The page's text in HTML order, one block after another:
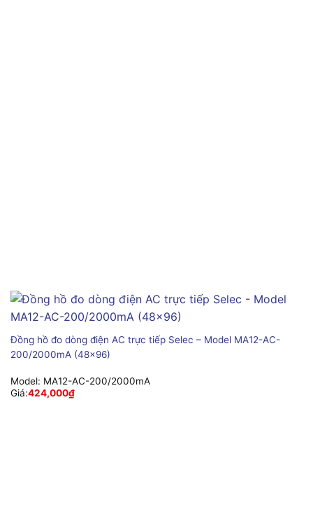
Đồng hồ đo dòng điện AC trực tiếp Selec – Model MA12-AC-
200/2000mA (48×96)
Model: MA12-AC-200/2000mA
Giá:424,000₫